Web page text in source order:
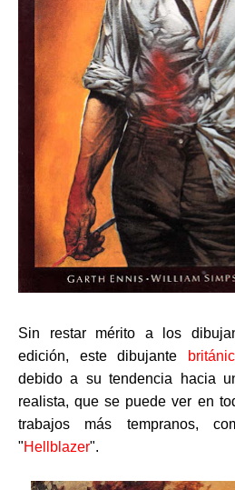
Sin restar mérito a los
edición, este dibujante
debido a su tendencia hacia
realista, que se puede ver en
trabajos más tempranos,
"Hellblazer".